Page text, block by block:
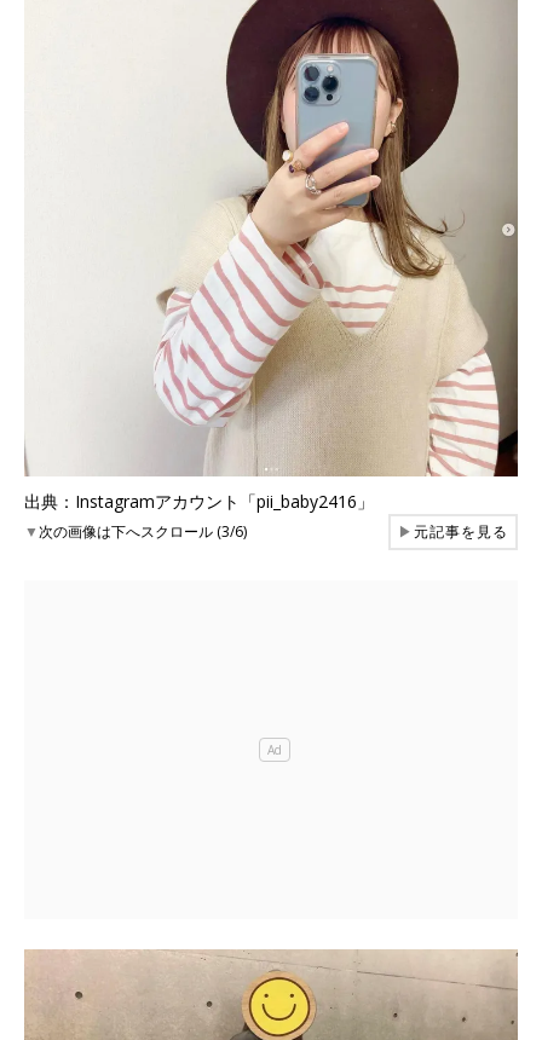
出典：Instagramアカウント「pii_baby2416」
▼次の画像は下へスクロール (3/6) ▶元記事を見る